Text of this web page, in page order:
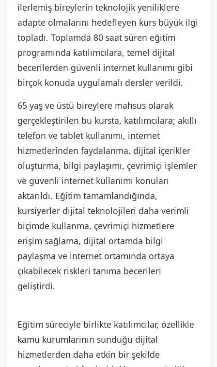
ilerlemiş bireylerin teknolojik yeniliklere
adapte olmalarını hedefleyen kurs büyük ilgi
topladı. Toplamda 80 saat süren eğitim
programında katılımcılara, temel dijital
becerilerden güvenli internet kullanımı gibi
birçok konuda uygulamalı dersler verildi.
65 yaş ve üstü bireylere mahsus olarak
gerçekleştirilen bu kursta, katılımcılara; akıllı
telefon ve tablet kullanımı, internet
hizmetlerinden faydalanma, dijital içerikler
oluşturma, bilgi paylaşımı, çevrimiçi işlemler
ve güvenli internet kullanımı konuları
aktarıldı. Eğitim tamamlandığında,
kursiyerler dijital teknolojileri daha verimli
biçimde kullanma, çevrimiçi hizmetlere
erişim sağlama, dijital ortamda bilgi
paylaşma ve internet ortamında ortaya
çıkabilecek riskleri tanıma becerileri
geliştirdi.
Eğitim süreciyle birlikte katılımcılar, özellikle
kamu kurumlarının sunduğu dijital
hizmetlerden daha etkin bir şekilde